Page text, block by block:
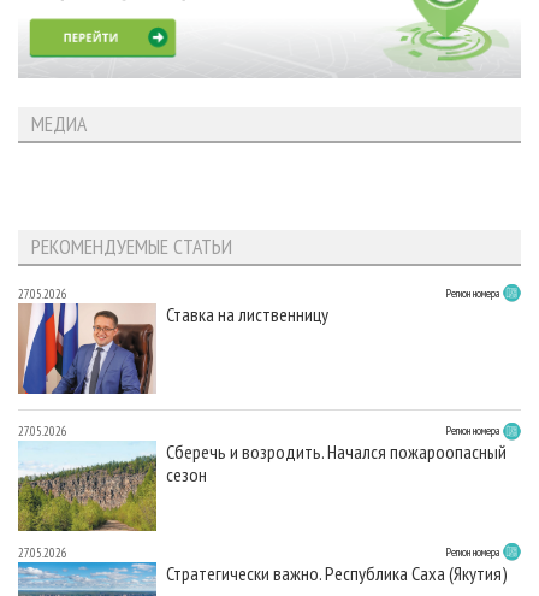
МЕДИА
РЕКОМЕНДУЕМЫЕ СТАТЬИ
27.05.2026 Регион номера
Ставка на лиственницу
27.05.2026 Регион номера
Сберечь и возродить. Начался пожароопасный
сезон
27.05.2026 Регион номера
Стратегически важно. Республика Саха (Якутия)